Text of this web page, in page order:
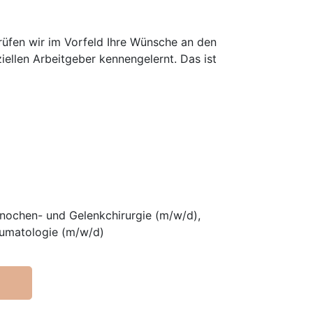
wir im Vorfeld Ihre Wünsche an den
Arbeitgeber kennengelernt. Das ist
und Gelenkchirurgie (m/w/d),
(m/w/d)